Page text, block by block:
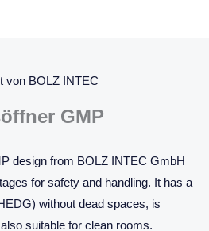
von BOLZ INTEC
GMP
design from BOLZ INTEC GmbH
for safety and handling. It has a
without dead spaces, is
also suitable for clean rooms.